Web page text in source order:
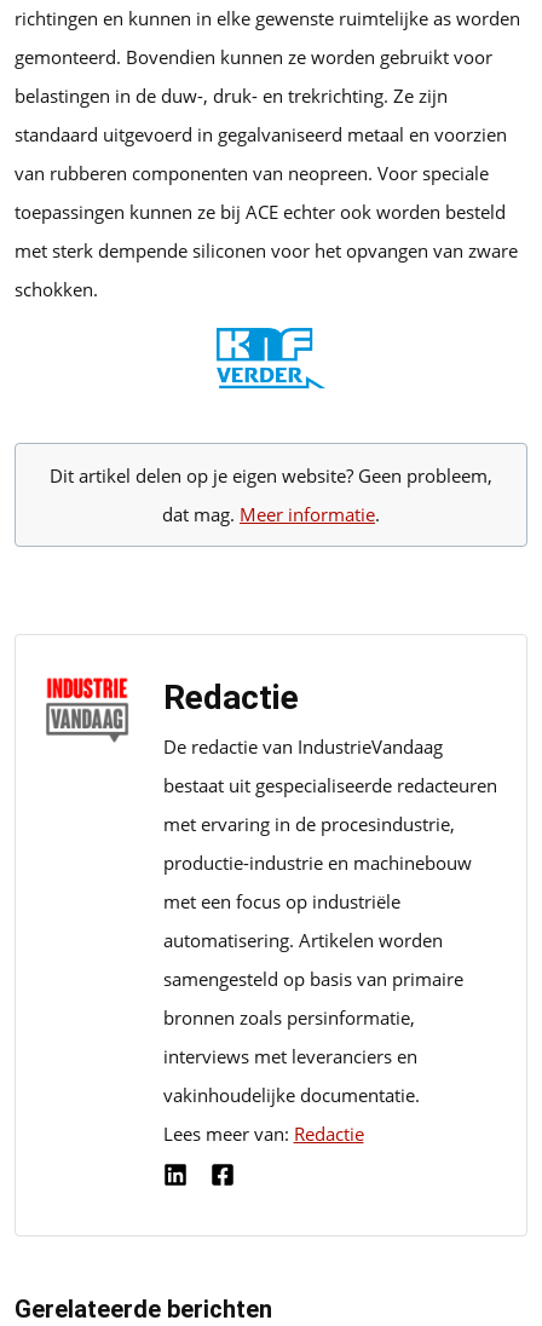
richtingen en kunnen in elke gewenste ruimtelijke as worden
gemonteerd. Bovendien kunnen ze worden gebruikt voor
belastingen in de duw-, druk- en trekrichting. Ze zijn
standaard uitgevoerd in gegalvaniseerd metaal en voorzien
van rubberen componenten van neopreen. Voor speciale
toepassingen kunnen ze bij ACE echter ook worden besteld
met sterk dempende siliconen voor het opvangen van zware
schokken.
Dit artikel delen op je eigen website? Geen probleem,
dat mag. Meer informatie.
Redactie
De redactie van IndustrieVandaag
bestaat uit gespecialiseerde redacteuren
met ervaring in de procesindustrie,
productie-industrie en machinebouw
met een focus op industriële
automatisering. Artikelen worden
samengesteld op basis van primaire
bronnen zoals persinformatie,
interviews met leveranciers en
vakinhoudelijke documentatie.
Lees meer van: Redactie
Gerelateerde berichten